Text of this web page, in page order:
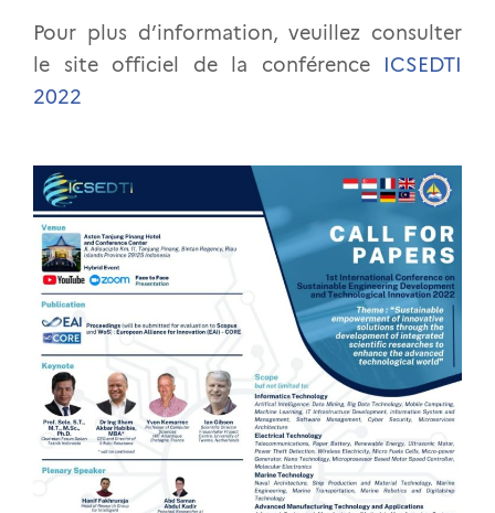
Pour plus d’information, veuillez consulter
le site officiel de la conférence ICSEDTI
2022